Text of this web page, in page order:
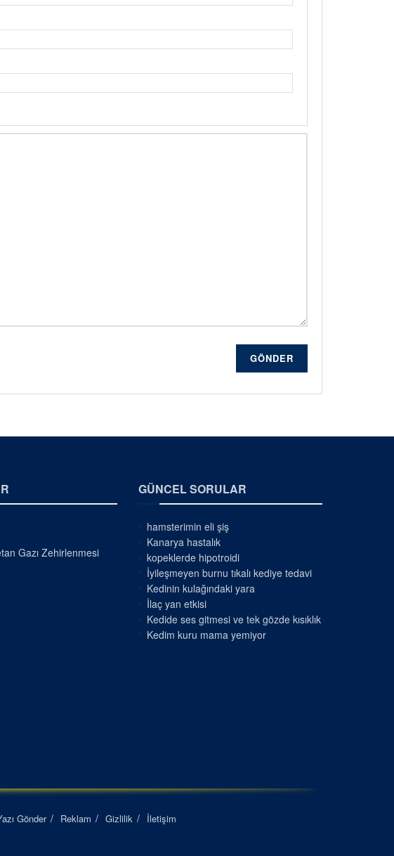
GÖNDER
Gazı Zehirlenmesi
GÜNCEL SORULAR
hamsterimin eli şiş
Kanarya hastalık
kopeklerde hipotroidi
İyileşmeyen burnu tıkalı kediye tedavi
Kedinin kulağındaki yara
İlaç yan etkisi
Kedide ses gitmesi ve tek gözde kısıklık
Kedim kuru mama yemiyor
Gönder Reklam Gizlilik İletişim